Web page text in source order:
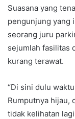
Suasana yang
pengunjung yang
seorang juru
sejumlah fasilitas
kurang terawat.
“Di sini dulu
Rumputnya hijau,
tidak kelihatan